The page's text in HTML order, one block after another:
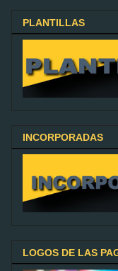
PLANTILLAS
INCORPORADAS
LOGOS DE LAS